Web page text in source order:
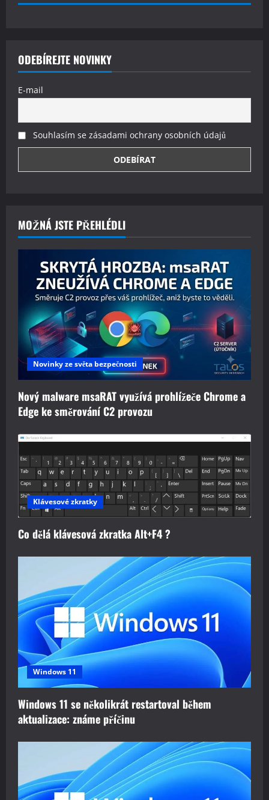
ODEBÍREJTE NOVINKY
E-mail
Souhlasím se zásadami ochrany osobních údajů
MOŽNÁ JSTE PŘEHLÉDLI
Novinky ze světa bezpečnosti
Nový malware msaRAT využívá prohlížeče Chrome a
Edge ke směrování C2 provozu
Klávesové zkratky
Co dělá klávesová zkratka Alt+F4 ?
Windows 11
Windows 11 se několikrát restartoval během
aktualizace: známe příčinu